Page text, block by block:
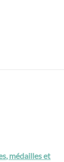
médailles et